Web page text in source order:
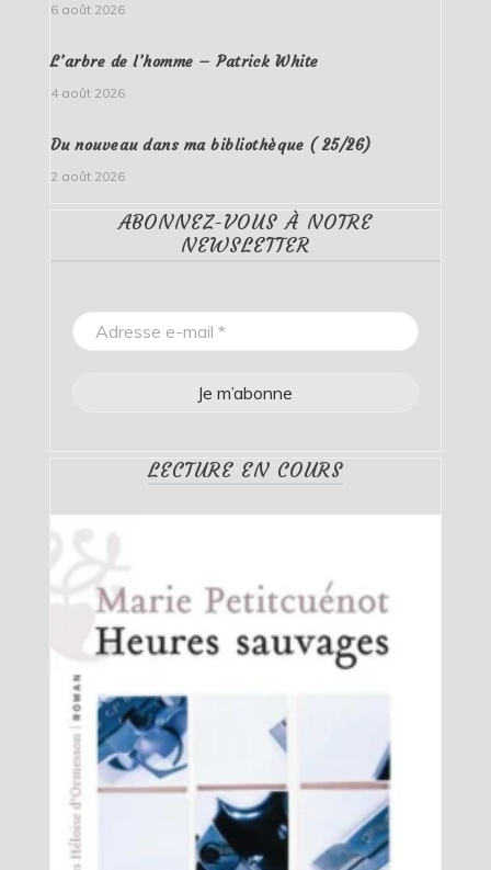
6 août 2026
L’arbre de l’homme – Patrick White
4 août 2026
Du nouveau dans ma bibliothèque ( 25/26)
2 août 2026
ABONNEZ-VOUS À NOTRE
NEWSLETTER
LECTURE EN COURS